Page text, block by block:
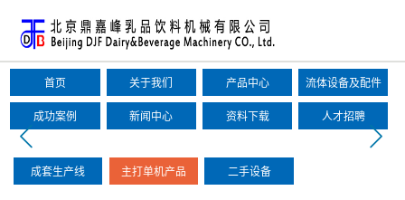
首页 关于我们 产品中心 流体设备及配件
成功案例 新闻中心 资料下载 人才招聘
成套生产线 主打单机产品 二手设备